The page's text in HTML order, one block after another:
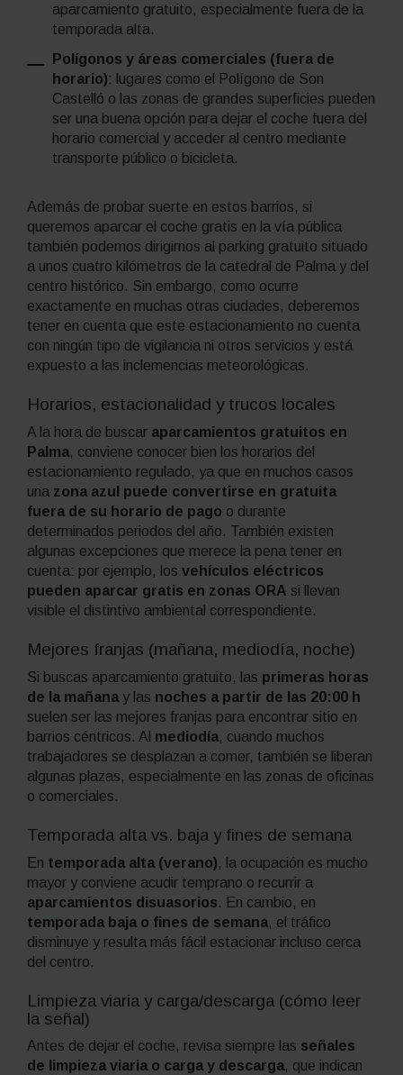
aparcamiento gratuito, especialmente fuera de la
temporada alta.
Polígonos y áreas comerciales (fuera de
horario): lugares como el Polígono de Son
Castelló o las zonas de grandes superficies pueden
ser una buena opción para dejar el coche fuera del
horario comercial y acceder al centro mediante
transporte público o bicicleta.
Además de probar suerte en estos barrios, si
queremos aparcar el coche gratis en la vía pública
también podemos dirigirnos al parking gratuito situado
a unos cuatro kilómetros de la catedral de Palma y del
centro histórico. Sin embargo, como ocurre
exactamente en muchas otras ciudades, deberemos
tener en cuenta que este estacionamiento no cuenta
con ningún tipo de vigilancia ni otros servicios y está
expuesto a las inclemencias meteorológicas.
Horarios, estacionalidad y trucos locales
A la hora de buscar aparcamientos gratuitos en
Palma, conviene conocer bien los horarios del
estacionamiento regulado, ya que en muchos casos
una zona azul puede convertirse en gratuita
fuera de su horario de pago o durante
determinados periodos del año. También existen
algunas excepciones que merece la pena tener en
cuenta: por ejemplo, los vehículos eléctricos
pueden aparcar gratis en zonas ORA si llevan
visible el distintivo ambiental correspondiente.
Mejores franjas (mañana, mediodía, noche)
Si buscas aparcamiento gratuito, las primeras horas
de la mañana y las noches a partir de las 20:00 h
suelen ser las mejores franjas para encontrar sitio en
barrios céntricos. Al mediodía, cuando muchos
trabajadores se desplazan a comer, también se liberan
algunas plazas, especialmente en las zonas de oficinas
o comerciales.
Temporada alta vs. baja y fines de semana
En temporada alta (verano), la ocupación es mucho
mayor y conviene acudir temprano o recurrir a
aparcamientos disuasorios. En cambio, en
temporada baja o fines de semana, el tráfico
disminuye y resulta más fácil estacionar incluso cerca
del centro.
Limpieza viaria y carga/descarga (cómo leer
la señal)
Antes de dejar el coche, revisa siempre las señales
de limpieza viaria o carga y descarga, que indican